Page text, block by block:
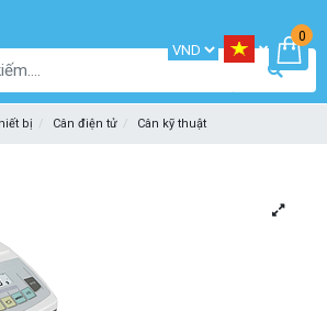
0
bị Cân điện tử Cân kỹ thuật